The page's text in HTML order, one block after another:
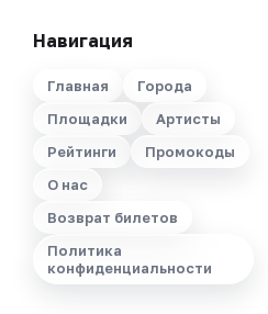
Навигация
Главная
Города
Площадки
Артисты
Рейтинги
Промокоды
О нас
Возврат билетов
Политика
конфиденциальности